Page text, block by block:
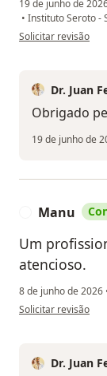
19 de junho de
• Instituto Seroto -
na opinião do
Solicitar revisão
Dr. Juan
Obrigado
19 de junho de
Manu
Um
atencioso.
8 de junho de 2026
na opinião do
Solicitar revisão
Dr. Juan